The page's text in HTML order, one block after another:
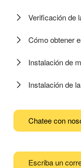
Verificación de
Cómo obtener
Instalación de
Instalación de
Chatee con
Escriba un